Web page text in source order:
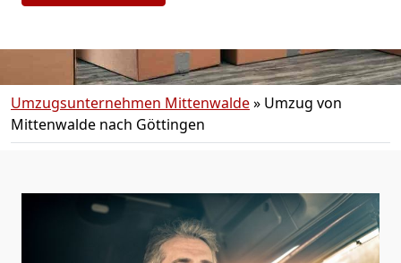
Umzugsunternehmen Mittenwalde» Umzug von
Mittenwalde nach Göttingen